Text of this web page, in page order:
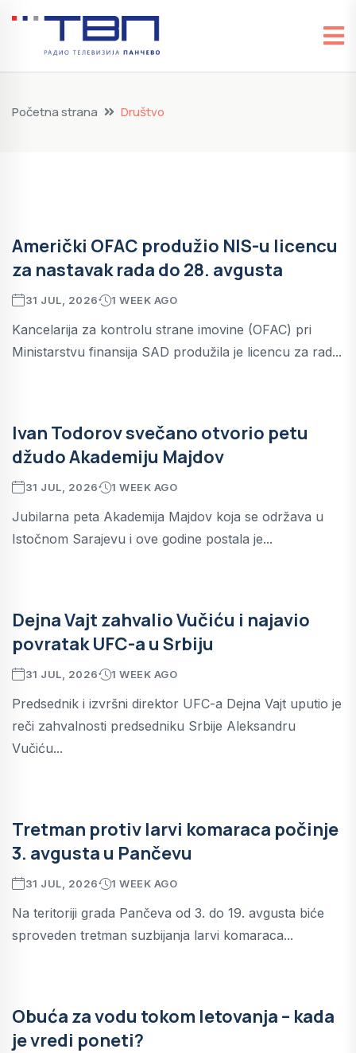
Početna strana Društvo
Američki OFAC produžio NIS-u licencu
za nastavak rada do 28. avgusta
31 JUL, 2026 1 WEEK AGO
Kancelarija za kontrolu strane imovine (OFAC) pri
Ministarstvu finansija SAD produžila je licencu za rad...
Ivan Todorov svečano otvorio petu
džudo Akademiju Majdov
31 JUL, 2026 1 WEEK AGO
Jubilarna peta Akademija Majdov koja se održava u
Istočnom Sarajevu i ove godine postala je...
Dejna Vajt zahvalio Vučiću i najavio
povratak UFC-a u Srbiju
31 JUL, 2026 1 WEEK AGO
Predsednik i izvršni direktor UFC-a Dejna Vajt uputio je
reči zahvalnosti predsedniku Srbije Aleksandru
Vučiću...
Tretman protiv larvi komaraca počinje
3. avgusta u Pančevu
31 JUL, 2026 1 WEEK AGO
Na teritoriji grada Pančeva od 3. do 19. avgusta biće
sproveden tretman suzbijanja larvi komaraca...
Obuća za vodu tokom letovanja – kada
je vredi poneti?